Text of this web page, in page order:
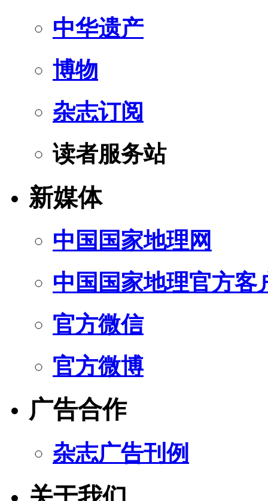
中华遗产
博物
杂志订阅
读者服务站
新媒体
中国国家地理网
中国国家地理官方客
官方微信
官方微博
广告合作
杂志广告刊例